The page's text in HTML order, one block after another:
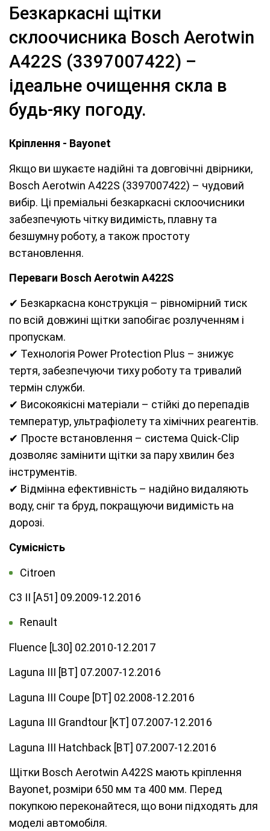
Безкаркасні щітки
склоочисника Bosch Aerotwin
A422S (3397007422) –
ідеальне очищення скла в
будь-яку погоду.
Кріплення - Bayonet
Якщо ви шукаєте надійні та довговічні двірники,
Bosch Aerotwin A422S (3397007422) – чудовий
вибір. Ці преміальні безкаркасні склоочисники
забезпечують чітку видимість, плавну та
безшумну роботу, а також простоту
встановлення.
Переваги Bosch Aerotwin A422S
✔ Безкаркасна конструкція – рівномірний тиск
по всій довжині щітки запобігає розлученням і
пропускам.
✔ Технологія Power Protection Plus – знижує
тертя, забезпечуючи тиху роботу та тривалий
термін служби.
✔ Високоякісні матеріали – стійкі до перепадів
температур, ультрафіолету та хімічних реагентів.
✔ Просте встановлення – система Quick-Clip
дозволяє замінити щітки за пару хвилин без
інструментів.
✔ Відмінна ефективність – надійно видаляють
воду, сніг та бруд, покращуючи видимість на
дорозі.
Сумісність
Citroen
C3 II [A51] 09.2009-12.2016
Renault
Fluence [L30] 02.2010-12.2017
Laguna III [BT] 07.2007-12.2016
Laguna III Coupe [DT] 02.2008-12.2016
Laguna III Grandtour [KT] 07.2007-12.2016
Laguna III Hatchback [BT] 07.2007-12.2016
Щітки Bosch Aerotwin A422S мають кріплення
Bayonet, розміри 650 мм та 400 мм. Перед
покупкою переконайтеся, що вони підходять для
моделі автомобіля.